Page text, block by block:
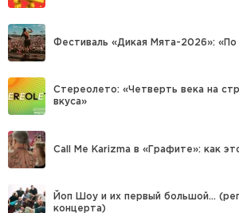
Фестиваль «Дикая Мята-2026»: «По
Стереолето: «Четверть века на
вкуса»
Call Me Karizma в «Графите»: как
Йоп Шоу и их первый большой…
концерта)